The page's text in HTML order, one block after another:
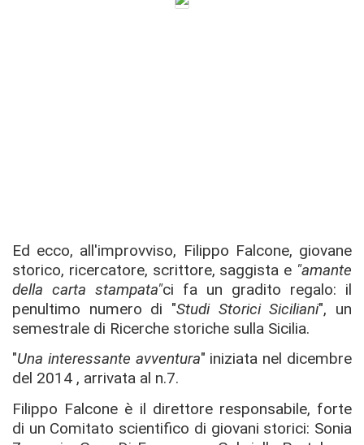
Ed ecco, all'improvviso, Filippo Falcone, giovane
storico, ricercatore, scrittore, saggista e "amante
della carta stampata"ci fa un gradito regalo: il
penultimo numero di "Studi Storici Siciliani", un
semestrale di Ricerche storiche sulla Sicilia.
"Una interessante avventura" iniziata nel dicembre
del 2014 , arrivata al n.7.
Filippo Falcone è il direttore responsabile, forte
di un Comitato scientifico di giovani storici: Sonia